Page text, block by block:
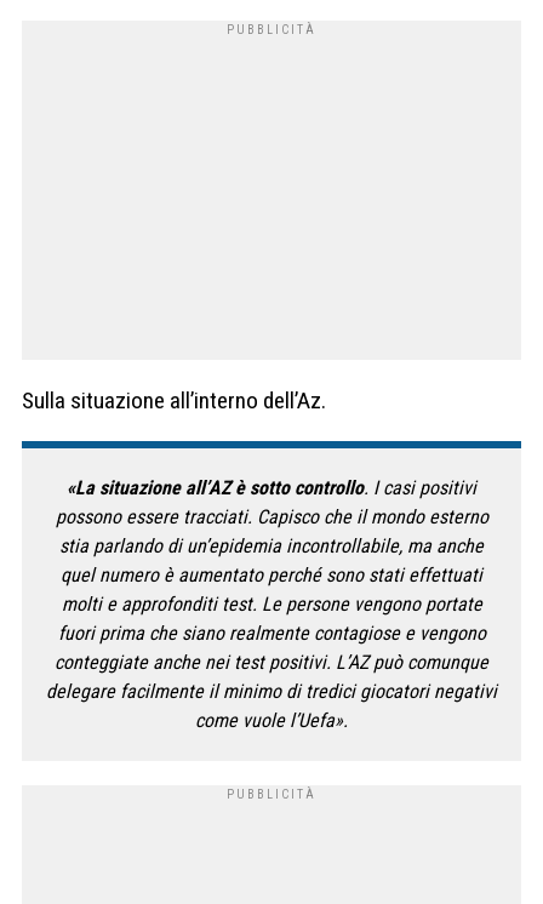
Sulla situazione all’interno dell’Az.
«La situazione all’AZ è sotto controllo. I casi positivi
possono essere tracciati. Capisco che il mondo esterno
stia parlando di un’epidemia incontrollabile, ma anche
quel numero è aumentato perché sono stati effettuati
molti e approfonditi test. Le persone vengono portate
fuori prima che siano realmente contagiose e vengono
conteggiate anche nei test positivi. L’AZ può comunque
delegare facilmente il minimo di tredici giocatori negativi
come vuole l’Uefa».